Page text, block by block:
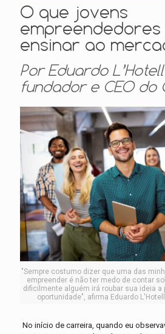
O que jovens
empreendedores
ensinar ao
Por Eduardo
fundador e CEO do
"Sempre costumo dizer que uma das
empreender é não ter medo de contar
dificilmente alguém irá roubar sua ideia a
oportunidade", afirma Eduardo
No início de carreira, quando eu